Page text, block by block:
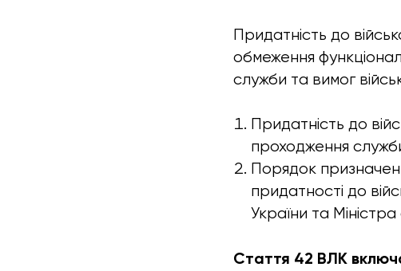
Придатність до
обмеження
служби та вимог
Придатність до
проходження
Порядок
придатності до
України та
Стаття 42 ВЛК